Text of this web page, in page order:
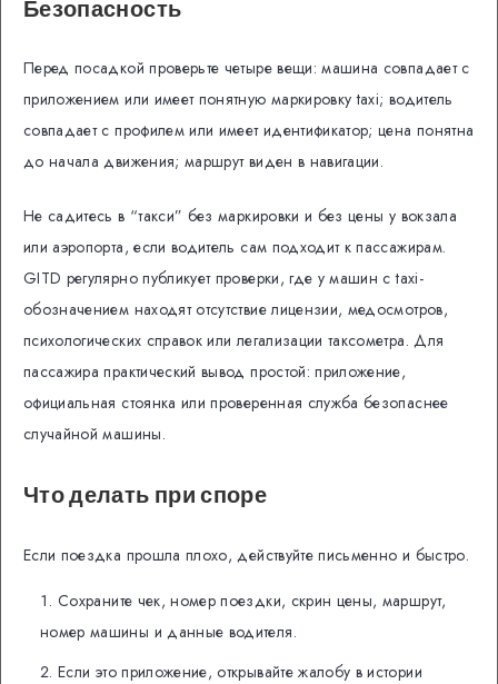
Безопасность
Перед посадкой проверьте четыре вещи: машина совпадает с
приложением или имеет понятную маркировку taxi; водитель
совпадает с профилем или имеет идентификатор; цена понятна
до начала движения; маршрут виден в навигации.
Не садитесь в “такси” без маркировки и без цены у вокзала
или аэропорта, если водитель сам подходит к пассажирам.
GITD регулярно публикует проверки, где у машин с taxi-
обозначением находят отсутствие лицензии, медосмотров,
психологических справок или легализации таксометра. Для
пассажира практический вывод простой: приложение,
официальная стоянка или проверенная служба безопаснее
случайной машины.
Что делать при споре
Если поездка прошла плохо, действуйте письменно и быстро.
Сохраните чек, номер поездки, скрин цены, маршрут,
номер машины и данные водителя.
Если это приложение, открывайте жалобу в истории